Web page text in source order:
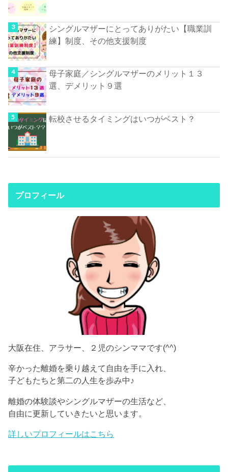
シングルマザーにとってありがたい【職業訓
練】制度、その他支援制度
母子家庭／シングルマザーのメリット１３
選、デメリット９選
転校させるタイミングはいつがベスト？
プロフィール
大阪在住、アラサー、２児のシンママです(^^)
辛かった離婚を乗り越えて自由を手に入れ、
子どもたちと第二の人生を歩み中♪
離婚の体験談やシングルマザーの生活など、
自由に更新していきたいと思います。
詳しいプロフィールはこちら